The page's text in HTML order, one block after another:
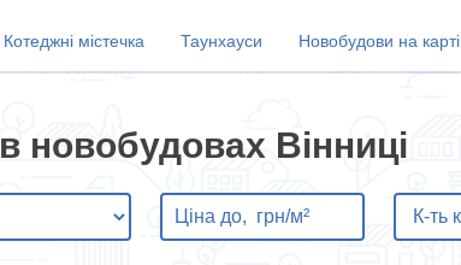
Котеджні містечка Таунхауси Новобудови на карті
новобудовах Вінниці